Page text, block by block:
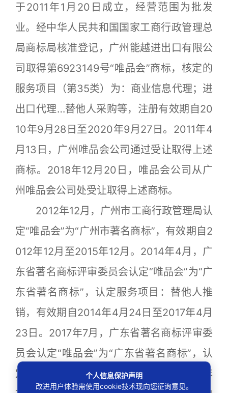
于2011年1月20日成立，经营范围为批发
业。经中华人民共和国国家工商行政管理总
局商标局核准登记，广州能越进出口有限公
司取得第6923149号“唯品会”商标，核定的
服务项目（第35类）为：商业信息代理；进
出口代理…替他人采购等，注册有效期自20
10年9月28日至2020年9月27日。2011年4
月13日，广州唯品会公司通过受让取得上述
商标。2018年12月20日，唯品会公司从广
州唯品会公司处受让取得上述商标。
2012年12月，广州市工商行政管理局认
定“唯品会”为“广州市著名商标”，有效期自2
012年12月至2015年12月。2014年4月，广
东省著名商标评审委员会认定“唯品会”为“广
东省著名商标”，认定服务项目：替他人推
销，有效期自2014年4月24日至2017年4月
23日。2017年7月，广东省著名商标评审委
员会认定“唯品会”为“广东省著名商标”，认
定服务项目：替他人推销，有效期自2017年
个人信息保护声明
改进用户体验需使用cookie技术现向您征询意见。